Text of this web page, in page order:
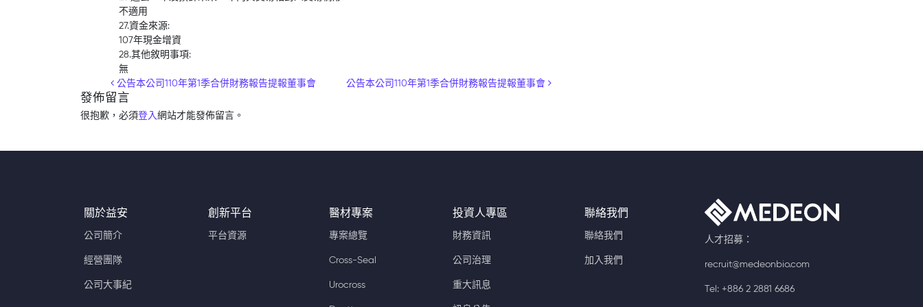
不適用
27.資金來源:
107年現金增資
28.其他敘明事項:
無
Post navigation
公告本公司110年第1季合併財務報告提報董事會 公告本公司110年第1季合併財務報告提報董事會
發佈留言
很抱歉，必須登入網站才能發佈留言。
關於益安
公司簡介
經營團隊
公司大事紀
創新平台
平台資源
醫材專案
專案總覽
Cross-Seal
Urocross
投資人專區
財務資訊
公司治理
重大訊息
聯絡我們
聯絡我們
加入我們
人才招募：
recruit@medeonbio.com
Tel: +886 2 2881 6686